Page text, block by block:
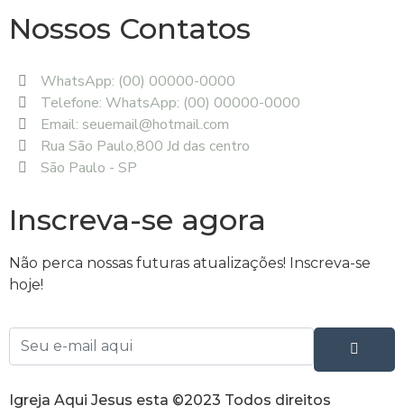
Nossos Contatos
WhatsApp: (00) 00000-0000
Telefone: WhatsApp: (00) 00000-0000
Email: seuemail@hotmail.com
Rua São Paulo,800 Jd das centro
São Paulo - SP
Inscreva-se agora
Não perca nossas futuras atualizações! Inscreva-se
hoje!
Igreja Aqui Jesus esta ©2023 Todos direitos